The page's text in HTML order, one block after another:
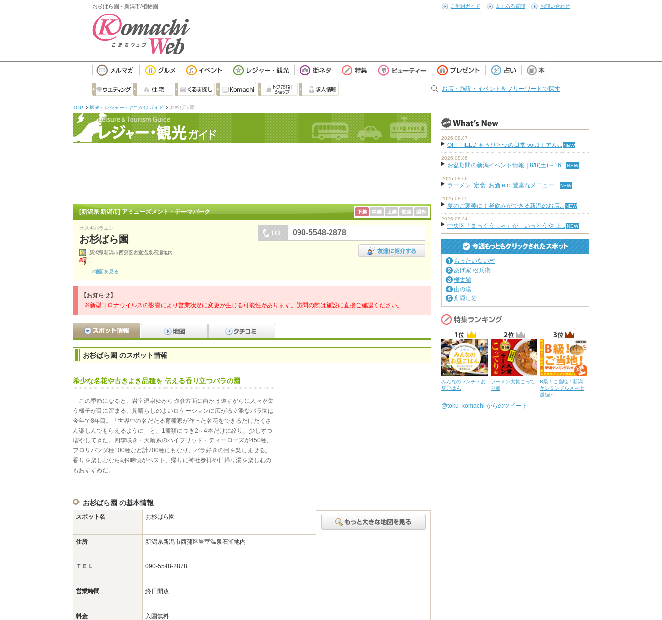
お杉ばら園 - 新潟市/植物園 ご利用ガイド よくある質問 お問い合わせ
お店・施設・イベントをフリーワードで探す
TOP 観光・レジャー・おでかけガイド お杉ばら園
[新潟県 新潟市] アミューズメント・テーマパーク
オスギバラエン
お杉ばら園
新潟県新潟市西蒲区岩室温泉石瀬地内
⇒地図を見る
090-5548-2878
【お知らせ】
※新型コロナウイルスの影響により営業状況に変更が生じる可能性があります。訪問の際は施設に直接ご確認ください。
お杉ばら園 のスポット情報
希少な名花や古きよき品種を 伝える香り立つバラの園
この季節になると、岩室温泉郷から弥彦方面に向かう道すがらに人々が集
う様子が目に留まる。見晴らしのよいロケーションに広がる立派なバラ園は
今年で8年目。「世界中の名だたる育種家が作った名花をできるだけたくさ
ん楽しんでもらえるように」と、1種類につき2～4本だけに絞り、少しずつ
増やしてきた。四季咲き・大輪系のハイブリッド・ティーローズが450種、
フロリバンダ種100種など計700種にもなり、バラ好きの目を楽しませる。
香りを楽しむなら朝9時頃がベスト。帰りに神社参拝や日帰り湯を楽しむの
もおすすめだ。
お杉ばら園 の基本情報
スポット名 お杉ばら園
住所 新潟県新潟市西蒲区岩室温泉石瀬地内
ＴＥＬ 090-5548-2878
営業時間 終日開放
料金 入園無料
2026.08.07
OFF FIELD もうひとつの日常 vol.3｜アル...
2026.08.06
お盆期間の新潟イベント情報｜8/8(土)～16...
2026.08.06
ラーメン･定食･お酒 etc. 豊富なメニュー...
2026.08.05
夏のご褒美に！昼飲みができる新潟のお店...
2026.08.04
中央区「まっくうしゃ」が「いっとうや 上...
もったいない村
あげ家 松兵衛
樺太館
山の湯
舟隠し岩
みんなのランチ・お
昼ごはん
ラーメン大賞こって
り編
B級！ご当地！新潟
ケンミングルメ～上
越編～
@toku_komachi からのツイート